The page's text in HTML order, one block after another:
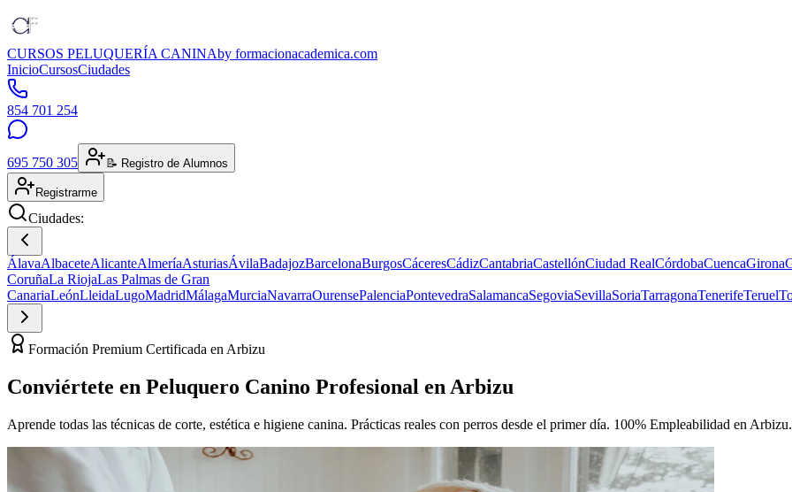
CURSOS PELUQUERÍA CANINAby formacionacademica.com
InicioCursosCiudades
854 701 254
695 750 305 📝 Registro de Alumnos
Registrarme
Ciudades:
ÁlavaAlbaceteAlicanteAlmeríaAsturiasÁvilaBadajozBarcelonaBurgosCáceresCádizCantabriaCastellónCiudad RealCórdobaCuencaGirona
CoruñaLa RiojaLas Palmas de Gran
CanariaLeónLleidaLugoMadridMálagaMurciaNavarraOurensePalenciaPontevedraSalamancaSegoviaSevillaSoriaTarragonaTenerifeTeruel
Formación Premium Certificada en Arbizu
Conviértete en Peluquero Canino Profesional en Arbizu
Aprende todas las técnicas de corte, estética e higiene canina. Prácticas reales con perros desde el primer día. 100% Empleabilidad en Arbizu.